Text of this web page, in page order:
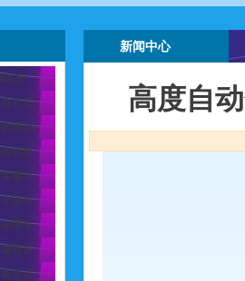
出来
在安
原因
材料
要注
部件
哪里
些方
是必
新闻中心
高度自